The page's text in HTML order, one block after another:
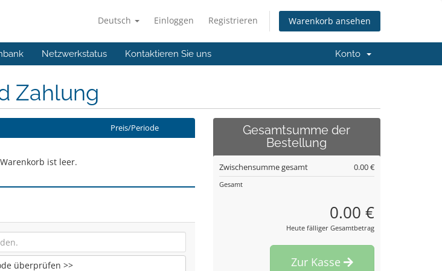
Deutsch Einloggen Registrieren Warenkorb ansehen
Netzwerkstatus Kontaktieren Sie uns Konto
Zahlung
Preis/Periode
ist leer.
überprüfen >>
Gesamtsumme der
Bestellung
Zwischensumme gesamt 0.00 €
Gesamt
0.00 €
Heute fälliger Gesamtbetrag
Zur Kasse